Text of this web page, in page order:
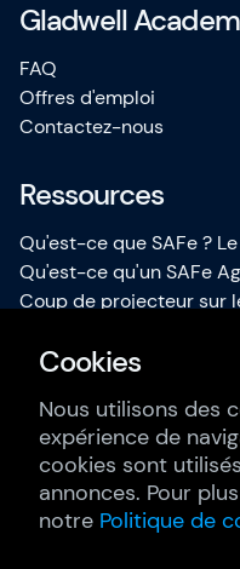
Cookies
Nous utilisons des
expérience de
cookies sont
annonces. Pour
notre Politique de
Gladwell
FAQ
Offres d'emploi
Contactez-nous
Ressources
Qu'est-ce que SAFe ?
l'agilité ou Scaled Agile
Qu'est-ce qu'un SAFe
Coup de projecteur sur
Program Consultant
Les tâches d'un Product
Conditions générales
Conditions générales
Politique de
Procédure de